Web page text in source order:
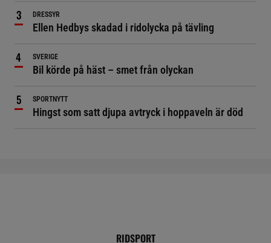
DRESSYR
Ellen Hedbys skadad i ridolycka på tävling
SVERIGE
Bil körde på häst – smet från olyckan
SPORTNYTT
Hingst som satt djupa avtryck i hoppaveln är död
RIDSPORT